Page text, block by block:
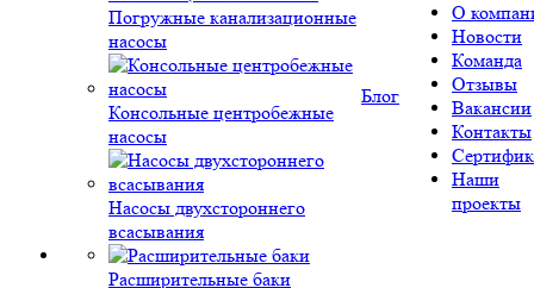
Погружные канализационные
насосы
Консольные центробежные
насосы
Насосы двухстороннего
всасывания
Расширительные баки
Блог
О
Новости
Команда
Отзывы
Вакансии
Контакты
Наши
проекты